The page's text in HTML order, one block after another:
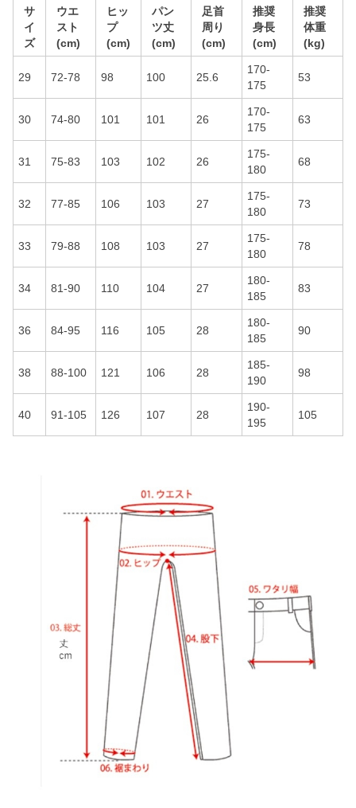
サ
イ
ズ
ウエ
スト
(cm)
ヒッ
プ
(cm)
パン
ツ丈
(cm)
足首
周り
(cm)
推奨
身長
(cm)
推奨
体重
(kg)
29 72-78 98 100 25.6
170-
175
53
30 74-80 101 101 26
170-
175
63
31 75-83 103 102 26
175-
180
68
32 77-85 106 103 27
175-
180
73
33 79-88 108 103 27
175-
180
78
34 81-90 110 104 27
180-
185
83
36 84-95 116 105 28
180-
185
90
38 88-100 121 106 28
185-
190
98
40 91-105 126 107 28
190-
195
105